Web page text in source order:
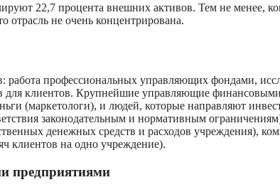
22,7 процента внешних активов. Тем не менее,
отрасль не очень концентрирована.
работа профессиональных управляющих фондами,
для клиентов. Крупнейшие управляющие
(маркетологи), и людей, которые направляют
законодательным и нормативным
денежных средств и расходов учреждения),
клиентов на одно учреждение).
предприятиями